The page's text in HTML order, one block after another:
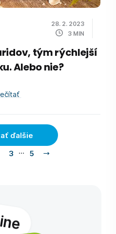
28. 2. 2023
3 MIN
tým rýchlejší
Alebo nie?
ďalšie
3 … 5